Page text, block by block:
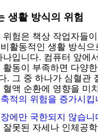
생활 방식의 위험
위험은 책상 작업자들
활동적인 생활 방식
나입니다. 컴퓨터 앞에
활동이 부족하면 다양
. 그 중 하나가 심혈관
혈액 순환에 영향을 미
적의 위험을 증가시킵
에만 국한되지 않습니
잘못된 자세나 인체공